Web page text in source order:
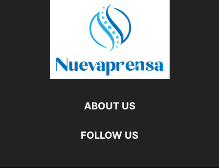
ABOUT US
FOLLOW US